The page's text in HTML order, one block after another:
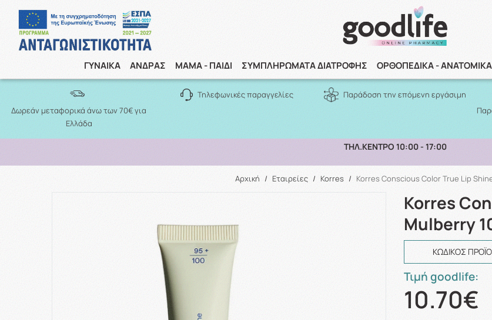
ΓΥΝΑΙΚΑ ΑΝΔΡΑΣ ΜΑΜΑ - ΠΑΙΔΙ ΣΥΜΠΛΗΡΩΜΑΤΑ ΔΙΑΤΡΟΦΗΣ ΟΡΘΟΠΕΔΙΚΑ - ΑΝΑΤΟΜΙΚΑ
Αναζήτηση
Δωρεάν μεταφορικά άνω των 70€ για
Ελλάδα
Τηλεφωνικές παραγγελίες
Παράδοση την επόμενη εργάσιμη
ΠΑΡΑΛΑΒΗ ΑΠΟ ΤΟ ΚΑΤΑΣΤΗΜΑ ΑΝΩ ΤΩΝ 10€
Αρχική / Εταιρείες / Korres / Korres Conscious Color True Lip
Korres
Mulberry
ΚΩΔΙΚΌΣ
Τιμή goodlife:
10.70€